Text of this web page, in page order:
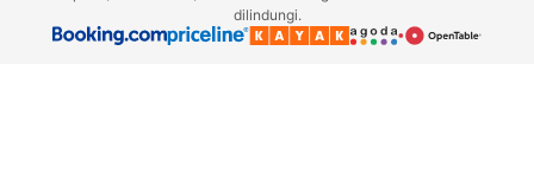
dilindungi.